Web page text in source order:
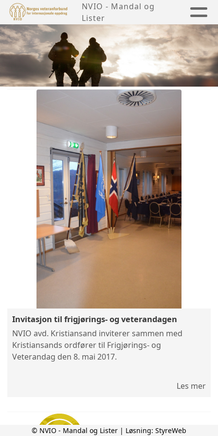
NVIO - Mandal og
Lister
Invitasjon til frigjørings- og veterandagen
NVIO avd. Kristiansand inviterer sammen med
Kristiansands ordfører til Frigjørings- og
Veterandag den 8. mai 2017.
Les mer
© NVIO - Mandal og Lister | Løsning: StyreWeb